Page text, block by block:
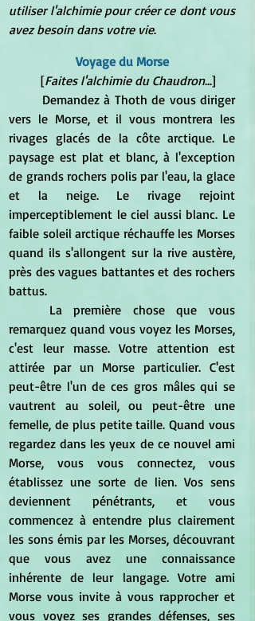
utiliser l'alchimie pour créer ce dont vous
avez besoin dans votre vie.
Voyage du Morse
	[
Faites l'alchimie du Chaudron...]
vers le Morse, et il vous montrera les
rivages glacés de la côte arctique. Le
paysage est plat et blanc, à l'exception
de grands rochers polis par l'eau, la glace
et la neige. Le rivage rejoint
imperceptiblement le ciel aussi blanc. Le
faible soleil arctique réchauffe les Morses
quand ils s'allongent sur la rive austère,
près des vagues battantes et des rochers
battus.
remarquez quand vous voyez les Morses,
c'est leur masse. Votre attention est
attirée par un Morse particulier. C'est
peut-être l'un de ces gros mâles qui se
vautrent au soleil, ou peut-être une
femelle, de plus petite taille. Quand vous
regardez dans les yeux de ce nouvel ami
Morse, vous vous connectez, vous
établissez une sorte de lien. Vos sens
deviennent pénétrants, et vous
commencez à entendre plus clairement
les sons émis par les Morses, découvrant
que vous avez une connaissance
inhérente de leur langage. Votre ami
Morse vous invite à vous rapprocher et
vous voyez ses grandes défenses, ses